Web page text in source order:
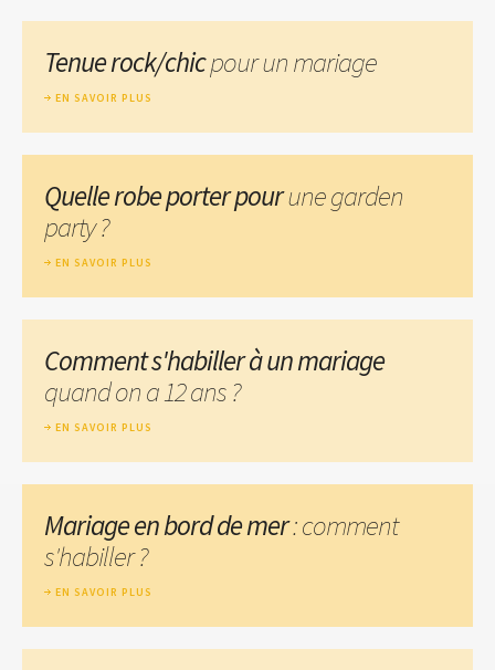
Tenue rock/chicpour un mariage
EN SAVOIR PLUS
Quelle robe porter pourune garden
party ?
EN SAVOIR PLUS
Comment s'habiller à un mariage
quand on a 12 ans ?
EN SAVOIR PLUS
Mariage en bord de mer: comment
s'habiller ?
EN SAVOIR PLUS